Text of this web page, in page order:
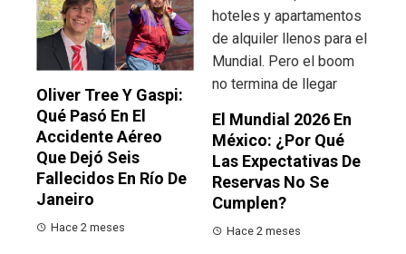
Oliver Tree Y Gaspi:
Qué Pasó En El
Accidente Aéreo
Que Dejó Seis
Fallecidos En Río De
Janeiro
Hace 2 meses
El Mundial 2026 En
México: ¿por Qué
Las Expectativas De
Reservas No Se
Cumplen?
Hace 2 meses